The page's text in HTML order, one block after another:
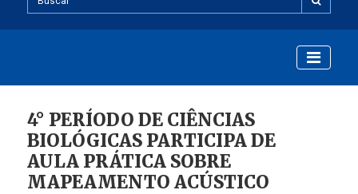
4° PERÍODO DE CIÊNCIAS
BIOLÓGICAS PARTICIPA DE
AULA PRÁTICA SOBRE
MAPEAMENTO ACÚSTICO